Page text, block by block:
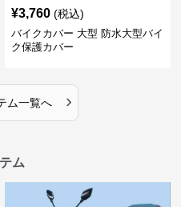
¥3,760 (税込)
バイクカバー 大型 防水大型バイ
ク保護カバー
ム一覧へ ›
ム